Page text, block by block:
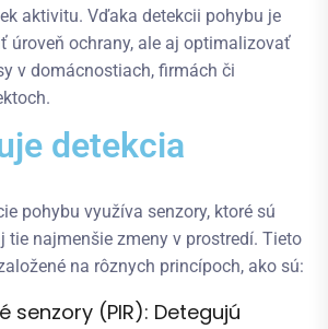
aktivitu. Vďaka detekcii pohybu je
úroveň ochrany, ale aj optimalizovať
v domácnostiach, firmách či
detekcia
pohybu využíva senzory, ktoré sú
tie najmenšie zmeny v prostredí. Tieto
na rôznych princípoch, ako sú:
senzory (PIR): Detegujú